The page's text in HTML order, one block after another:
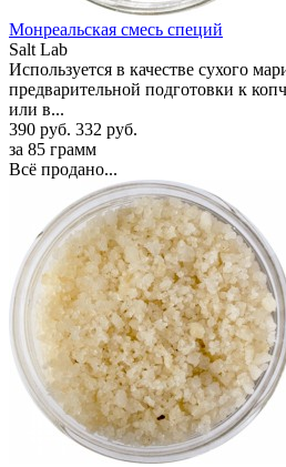
Монреальская смесь специй
Salt Lab
Используется в качестве сухого
предварительной подготовки к
или в...
390 руб. 332 руб.
за 85 грамм
Всё продано...